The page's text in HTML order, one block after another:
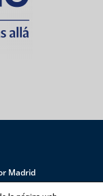
Madrid